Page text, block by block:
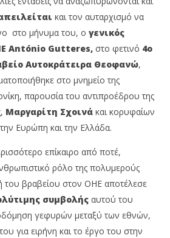
NOW VIEWING
Πρέπει να υπερβούμε τις
ο βραβευμένος António
και τον αυταρχισμό να
στο μήνυμα του, ο γενικός
António Gutteres, στο φετινό 4ο
Αυτοκράτειρα Θεοφανώ,
στο μνημείο της
παρουσία του αντιπροέδρου της
Μαργαρίτη Σχοινά και κορυφαίων
Ευρώπη και την Ελλάδα.
επίκαιρο από ποτέ,
ρόλο της πολυμερούς
του βραβείου στον ΟΗΕ αποτέλεσε
συμβολής αυτού του
γεφυρών μεταξύ των εθνών,
για ειρήνη και το έργο του στην